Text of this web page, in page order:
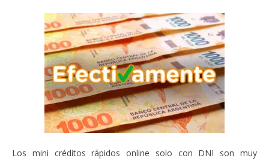
Los mini créditos rápidos online solo con DNI son muy